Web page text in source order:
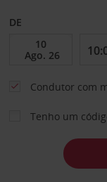
DE
Condutor com
Tenho um